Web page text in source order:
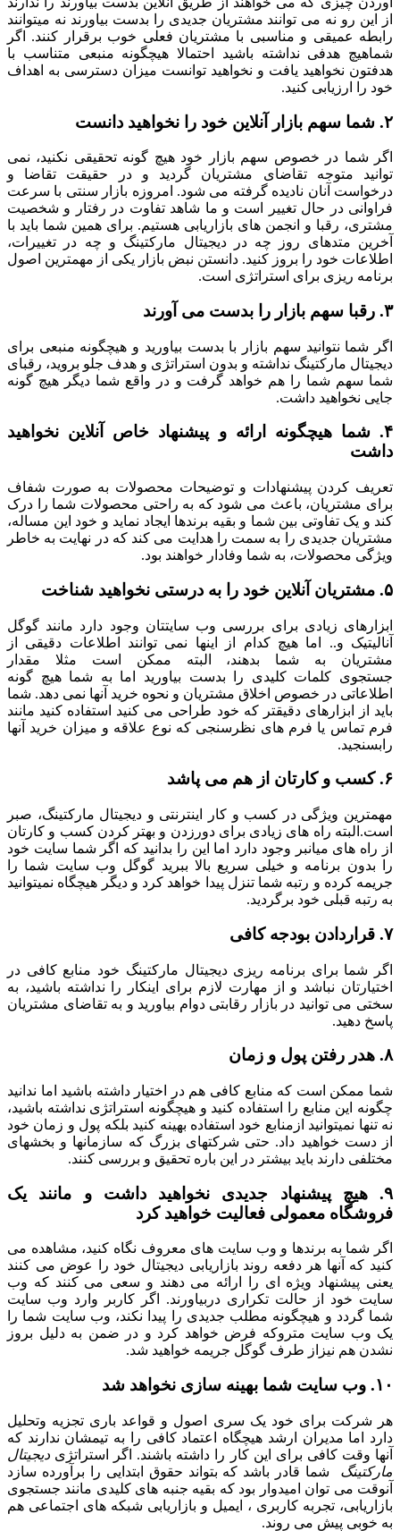
از این رو نه می توانند مشتریان جدیدی را بدست بیاورند نه میتوانند
رابطه عمیقی و مناسبی با مشتریان فعلی خوب برقرار کنند. اگر
شماهیچ هدفی نداشته باشید احتمالا هیچگونه منبعی متناسب با
هدفتون نخواهید یافت و نخواهید توانست میزان دسترسی به اهداف
خود را ارزیابی کنید.
۲. شما سهم بازار آنلاین خود را نخواهید دانست
اگر شما در خصوص سهم بازار خود هیچ گونه تحقیقی نکنید، نمی
توانید متوجه تقاضای مشتریان گردید و در حقیقت تقاضا و
درخواست آنان نادیده گرفته می شود. امروزه بازار سنتی با سرعت
فراوانی در حال تغییر است و ما شاهد تفاوت در رفتار و شخصیت
مشتری، رقبا و انجمن های بازاریابی هستیم. برای همین شما باید با
آخرین متدهای روز چه در دیجیتال مارکتینگ و چه در تغییرات،
اطلاعات خود را بروز کنید. دانستن نبض بازار یکی از مهمترین اصول
برنامه ریزی برای استراتژی است.
۳. رقبا سهم بازار را بدست می آورند
اگر شما نتوانید سهم بازار با بدست بیاورید و هیچگونه منبعی برای
دیجیتال مارکتینگ نداشته و بدون استراتژی و هدف جلو بروید، رقبای
شما سهم شما را هم خواهد گرفت و در واقع شما دیگر هیچ گونه
جایی نخواهید داشت.
۴. شما هیچگونه ارائه و پیشنهاد خاص آنلاین نخواهید
داشت
تعریف کردن پیشنهادات و توضیحات محصولات به صورت شفاف
برای مشتریان، باعث می شود که به راحتی محصولات شما را درک
کند و یک تفاوتی بین شما و بقیه برندها ایجاد نماید و خود این مساله،
مشتریان جدیدی را به سمت را هدایت می کند که در نهایت به خاطر
ویژگی محصولات، به شما وفادار خواهند بود.
۵. مشتریان آنلاین خود را به درستی نخواهید شناخت
ابزارهای زیادی برای بررسی وب سایتتان وجود دارد مانند گوگل
آنالیتیک و.. اما هیچ کدام از اینها نمی توانند اطلاعات دقیقی از
مشتریان به شما بدهند، البته ممکن است مثلا مقدار
جستجوی کلمات کلیدی را بدست بیاورید اما به شما هیچ گونه
اطلاعاتی در خصوص اخلاق مشتریان و نحوه خرید آنها نمی دهد. شما
باید از ابزارهای دقیقتر که خود طراحی می کنید استفاده کنید مانند
فرم تماس یا فرم های نظرسنجی که نوع علاقه و میزان خرید آنها
رابسنجید.
۶. کسب و کارتان از هم می پاشد
مهمترین ویژگی در کسب و کار اینترنتی و دیجیتال مارکتینگ، صبر
است.البته راه های زیادی برای دورزدن و بهتر کردن کسب و کارتان
از راه های میانبر وجود دارد اما این را بدانید که اگر شما سایت خود
را بدون برنامه و خیلی سریع بالا ببرید گوگل وب سایت شما را
جریمه کرده و رتبه شما تنزل پیدا خواهد کرد و دیگر هیچگاه نمیتوانید
به رتبه قبلی خود برگردید.
۷. قراردادن بودجه کافی
اگر شما برای برنامه ریزی دیجیتال مارکتینگ خود منابع کافی در
اختیارتان نباشد و از مهارت لازم برای اینکار را نداشته باشید، به
سختی می توانید در بازار رقابتی دوام بیاورید و به تقاضای مشتریان
پاسخ دهید.
۸. هدر رفتن پول و زمان
شما ممکن است که منابع کافی هم در اختیار داشته باشید اما ندانید
چگونه این منابع را استفاده کنید و هیچگونه استراتژی نداشته باشید،
نه تنها نمیتوانید ازمنابع خود استفاده بهینه کنید بلکه پول و زمان خود
از دست خواهید داد. حتی شرکتهای بزرگ که سازمانها و بخشهای
مختلفی دارند باید بیشتر در این باره تحقیق و بررسی کنند.
۹. هیچ پیشنهاد جدیدی نخواهید داشت و مانند یک
فروشگاه معمولی فعالیت خواهید کرد
اگر شما به برندها و وب سایت های معروف نگاه کنید، مشاهده می
کنید که آنها هر دفعه روند بازاریابی دیجیتال خود را عوض می کنند
یعنی پیشنهاد ویژه ای را ارائه می دهند و سعی می کنند که وب
سایت خود از حالت تکراری دربیاورند. اگر کاربر وارد وب سایت
شما گردد و هیچگونه مطلب جدیدی را پیدا نکند، وب سایت شما را
یک وب سایت متروکه فرض خواهد کرد و در ضمن به دلیل بروز
نشدن هم نیزاز طرف گوگل جریمه خواهید شد.
۱۰. وب سایت شما بهینه سازی نخواهد شد
هر شرکت برای خود یک سری اصول و قواعد باری تجزیه وتحلیل
دارد اما مدیران ارشد هیچگاه اعتماد کافی را به تیمشان ندارند که
آنها وقت کافی برای این کار را داشته باشند. اگر استراتژی دیجیتال
مارکتینگ شما قادر باشد که بتواند حقوق ابتدایی را برآورده سازد
آنوقت می توان امیدوار بود که بقیه جنبه های کلیدی مانند جستجوی
بازاریابی، تجربه کاربری ، ایمیل و بازاریابی شبکه های اجتماعی هم
به خوبی پیش می روند.